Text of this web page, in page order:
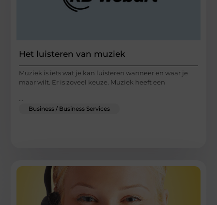
Het luisteren van muziek
Muziek is iets wat je kan luisteren wanneer en waar je
maar wilt. Er is zoveel keuze. Muziek heeft een
Business / Business Services